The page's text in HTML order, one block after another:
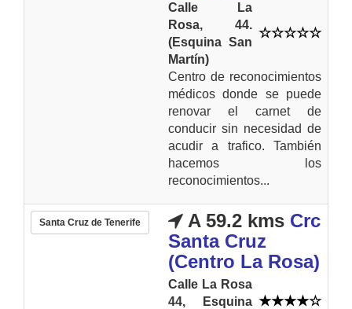
Calle La
Rosa, 44.
(Esquina San
Martín)
Centro de reconocimientos
médicos donde se puede
renovar el carnet de
conducir sin necesidad de
acudir a trafico. También
hacemos los
reconocimientos...
Santa Cruz de Tenerife A 59.2 kms Crc
Santa Cruz
(Centro La Rosa)
Calle La Rosa
44, Esquina